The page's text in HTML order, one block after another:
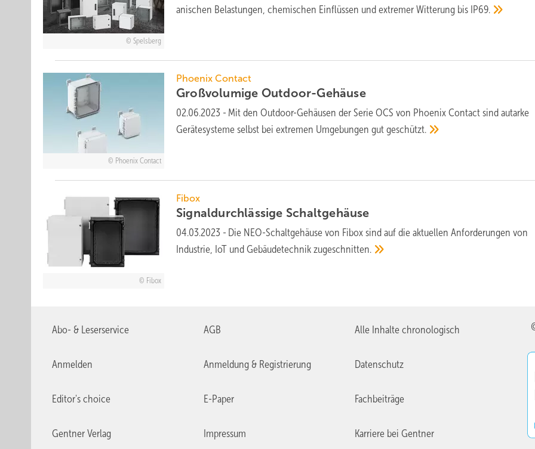
Spelsberg
ani­schen Be­las­tungen, che­mi­schen Ein­flüssen und extremer Witterung bis IP69.
Phoenix Contact
Phoenix Contact
Großvolumige Outdoor-Gehäuse
02.06.2023 - Mit den Outdoor-Gehäusen der Serie OCS von Phoenix Contact sind autarke
Gerätesysteme selbst bei extremen Umgebungen gutgeschützt.
Fibox
Fibox
Signaldurchlässige Schaltgehäuse
04.03.2023 - Die NEO-Schaltgehäuse von Fibox sind auf die aktuellen Anforderungen von
Industrie, IoT und Gebäudetechnikzugeschnitten.
Abo- & Leserservice AGB Alle Inhalte chronologisch
Anmelden Anmeldung & Registrierung Datenschutz
Editor's choice E-Paper Fachbeiträge
Gentner Verlag Impressum Karriere bei Gentner